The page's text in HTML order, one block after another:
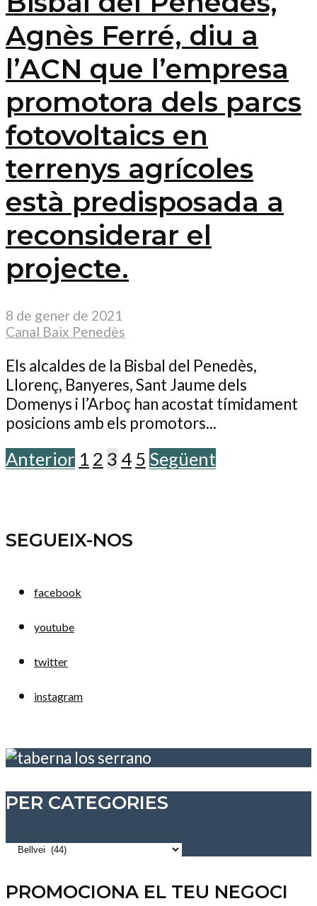
Agnès Ferré, diu a
l’ACN que l’empresa
promotora dels parcs
fotovoltaics en
terrenys agrícoles
està predisposada a
reconsiderar el
projecte.
8 de gener de 2021
Canal Baix Penedès
Els alcaldes de la Bisbal del Penedès,
Llorenç, Banyeres, Sant Jaume dels
Domenys i l’Arboç han acostat tímidament
posicions amb els promotors...
Anterior 1 2 3 4 5 Següent
SEGUEIX-NOS
facebook
youtube
twitter
instagram
PER CATEGORIES
Per
PROMOCIONA EL TEU NEGOCI